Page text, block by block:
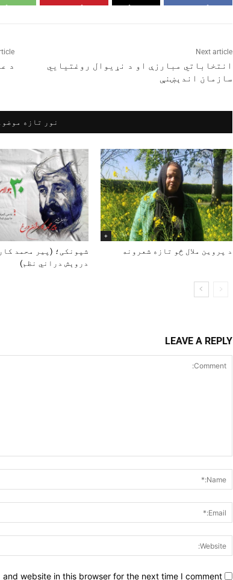
د
Next article
انتخاباتي مبارزې او د نړيوال روغتيايي
سازمان اندېښنې
نور تازه
+
د پروین ملال څو تازه شعرونه
شپونکی؛ (پير محمد
دروېش دراني نظم)
LEAVE A REPLY
and website in this browser for the next time I comment.